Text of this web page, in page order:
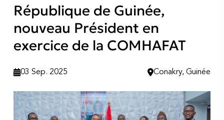
République de Guinée,
nouveau Président en
exercice de la COMHAFAT
03 Sep. 2025 Conakry, Guinée